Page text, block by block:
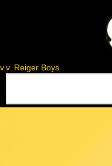
v.v. Reiger Boys